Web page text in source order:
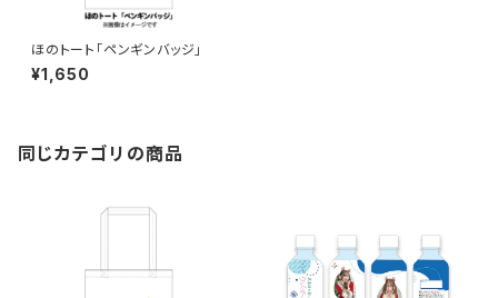
ほのトート「ペンギンバッジ」
¥1,650
同じカテゴリの商品